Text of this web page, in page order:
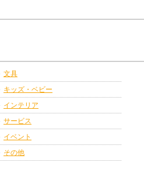
文具
キッズ・ベビー
インテリア
サービス
イベント
その他